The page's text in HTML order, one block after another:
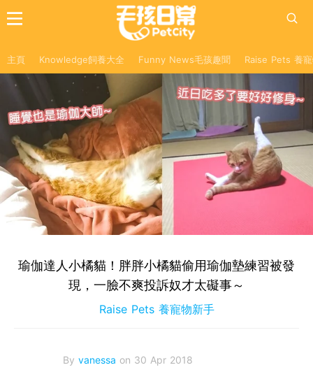
主頁 Knowledge飼養大全 Funny News毛孩趣聞 Raise Pets 養
瑜伽達人小橘貓！胖胖小橘貓偷用瑜伽墊練習被發
現，一臉不爽投訴奴才太礙事～
Raise Pets 養寵物新手
By vanessa on 30 Apr 2018